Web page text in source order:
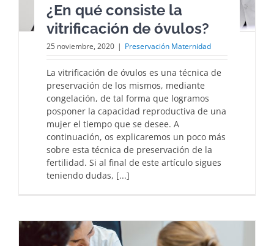
¿En qué consiste la
vitrificación de óvulos?
25 noviembre, 2020 | Preservación Maternidad
La vitrificación de óvulos es una técnica de
preservación de los mismos, mediante
congelación, de tal forma que logramos
posponer la capacidad reproductiva de una
mujer el tiempo que se desee. A
continuación, os explicaremos un poco más
sobre esta técnica de preservación de la
fertilidad. Si al final de este artículo sigues
teniendo dudas, [...]